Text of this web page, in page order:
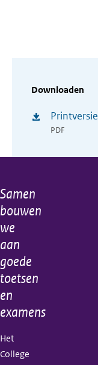
Downloaden
Printversie
PDF
Algemene
informatie
Samen
bouwen
we
aan
goede
toetsen
en
examens
Het
College